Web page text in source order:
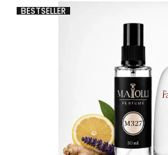
BESTSELLER